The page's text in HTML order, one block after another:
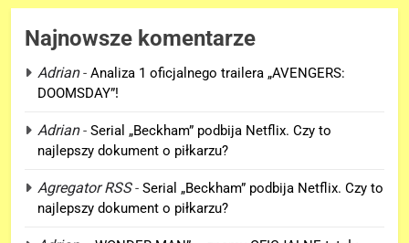
Najnowsze komentarze
Adrian- Analiza 1 oficjalnego trailera „AVENGERS:
DOOMSDAY”!
Adrian- Serial „Beckham” podbija Netflix. Czy to
najlepszy dokument o piłkarzu?
Agregator RSS- Serial „Beckham” podbija Netflix. Czy to
najlepszy dokument o piłkarzu?
5